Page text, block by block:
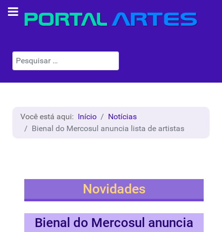
Pesquisar
Você está aqui: Início
Notícias
Bienal do Mercosul anuncia lista de artistas
Novidades
Bienal do Mercosul anuncia